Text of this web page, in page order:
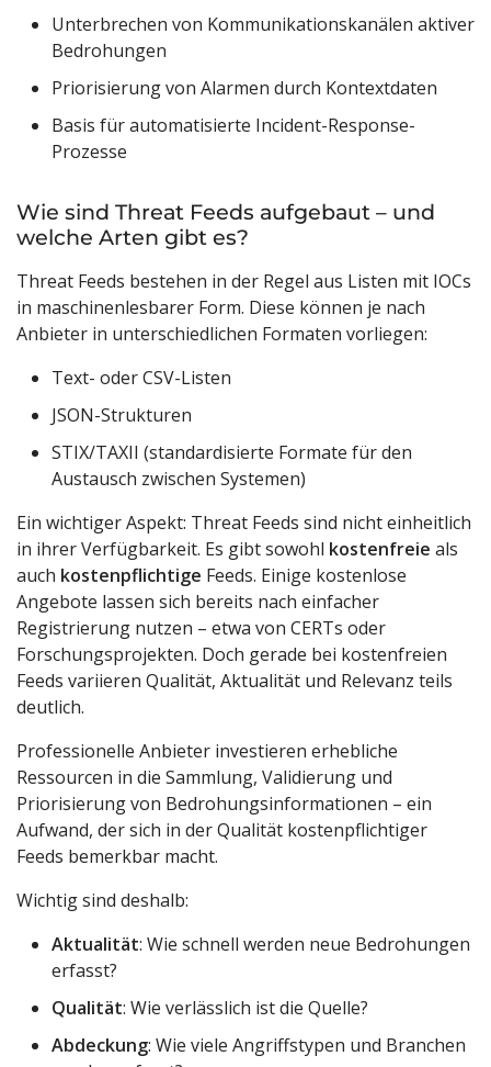
Unterbrechen von Kommunikationskanälen aktiver
Bedrohungen
Priorisierung von Alarmen durch Kontextdaten
Basis für automatisierte Incident-Response-
Prozesse
Wie sind Threat Feeds aufgebaut – und
welche Arten gibt es?
Threat Feeds bestehen in der Regel aus Listen mit IOCs
in maschinenlesbarer Form. Diese können je nach
Anbieter in unterschiedlichen Formaten vorliegen:
Text- oder CSV-Listen
JSON-Strukturen
STIX/TAXII (standardisierte Formate für den
Austausch zwischen Systemen)
Ein wichtiger Aspekt: Threat Feeds sind nicht einheitlich
in ihrer Verfügbarkeit. Es gibt sowohl kostenfreie als
auch kostenpflichtige Feeds. Einige kostenlose
Angebote lassen sich bereits nach einfacher
Registrierung nutzen – etwa von CERTs oder
Forschungsprojekten. Doch gerade bei kostenfreien
Feeds variieren Qualität, Aktualität und Relevanz teils
deutlich.
Professionelle Anbieter investieren erhebliche
Ressourcen in die Sammlung, Validierung und
Priorisierung von Bedrohungsinformationen – ein
Aufwand, der sich in der Qualität kostenpflichtiger
Feeds bemerkbar macht.
Wichtig sind deshalb:
Aktualität: Wie schnell werden neue Bedrohungen
erfasst?
Qualität: Wie verlässlich ist die Quelle?
Abdeckung: Wie viele Angriffstypen und Branchen